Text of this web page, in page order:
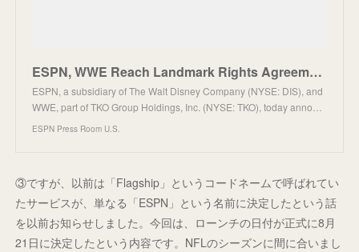
ESPN, WWE Reach Landmark Rights Agreement as ESPN Platforms Become Exclusive U.S. Domestic Home of A
ESPN, a subsidiary of The Walt Disney Company (NYSE: DIS), and
WWE, part of TKO Group Holdings, Inc. (NYSE: TKO), today anno…
ESPN Press Room U.S.
③ですが、以前は「Flagship」というコードネームで呼ばれてい
たサービスが、単なる「ESPN」という名前に決定したという話
を以前お知らせしました。今回は、ローンチの日付が正式に8月
21日に決定したという内容です。NFLのシーズンに間に合いまし